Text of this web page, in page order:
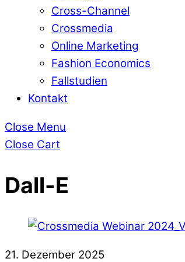
Cross-Channel
Crossmedia
Online Marketing
Fashion Economics
Fallstudien
Kontakt
Close Menu
Close Cart
Dall-E
21. Dezember 2025